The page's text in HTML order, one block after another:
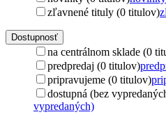
zľavnené tituly (0 titulov)
Dostupnosť
na centrálnom sklade (0
predpredaj (0 titulov)
pripravujeme (0 titulov)
dostupná (bez
vypredaných)